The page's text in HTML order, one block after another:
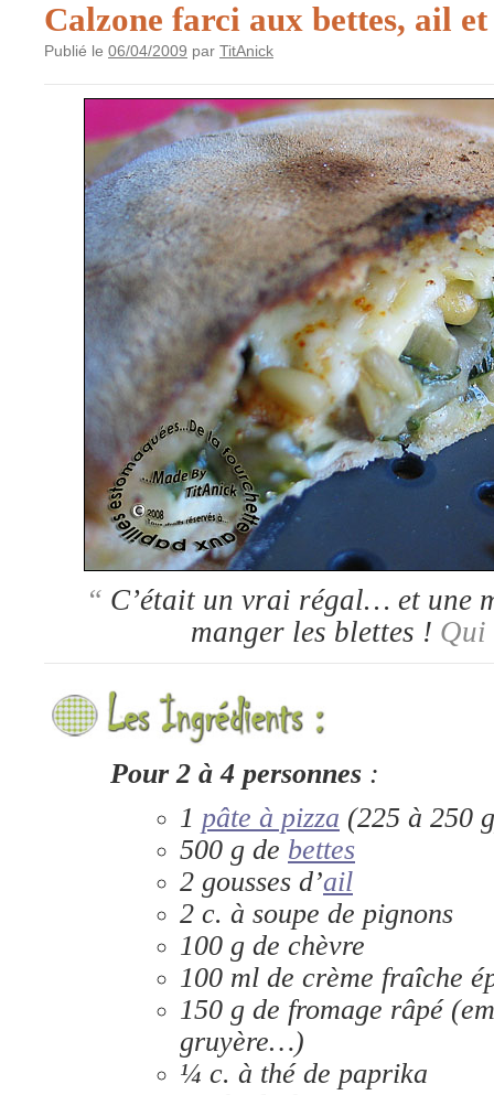
Calzone farci aux bettes, ail
Publié le 06/04/2009 par TitAnick
“ C’était un vrai régal… et une
manger les blettes ! Qui
Pour 2 à 4 personnes :
1 pâte à pizza (225 à 250
500 g de bettes
2 gousses d’ail
2 c. à soupe de pignons
100 g de chèvre
100 ml de crème fraîche
150 g de fromage râpé
gruyère…)
¼ c. à thé de paprika